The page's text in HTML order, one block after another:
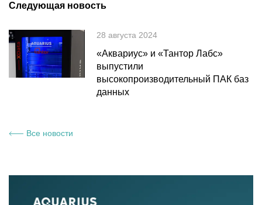
Следующая новость
28 августа 2024
«Аквариус» и «Тантор Лабс»
выпустили
высокопроизводительный ПАК баз
данных
Все новости